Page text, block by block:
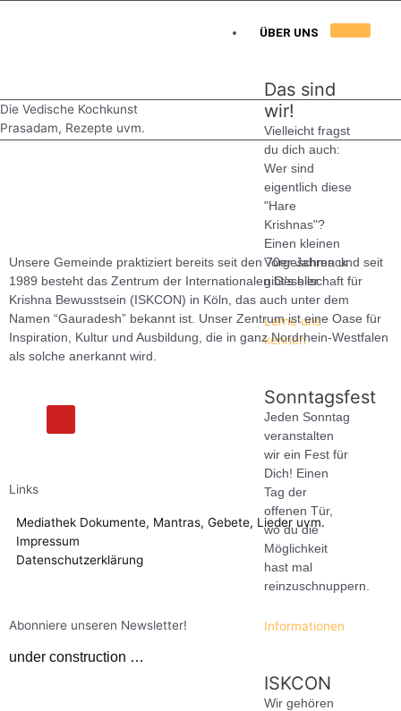
ÜBER UNS
Das sind
wir!
Vielleicht fragst
du dich auch:
Wer sind
eigentlich diese
"Hare
Krishnas"?
Einen kleinen
Vorgeschmack
gibt's hier.
Lerne uns
kennen
Sonntagsfest
Jeden Sonntag
veranstalten
wir ein Fest für
Dich! Einen
Tag der
offenen Tür,
wo du die
Möglichkeit
hast mal
reinzuschnuppern.
Informationen
ISKCON
Wir gehören
Die Vedische Kochkunst
Prasadam, Rezepte uvm.
Unsere Gemeinde praktiziert bereits seit den 70er Jahren und seit
1989 besteht das Zentrum der Internationalen Gesellschaft für
Krishna Bewusstsein (ISKCON) in Köln, das auch unter dem
Namen “Gauradesh” bekannt ist. Unser Zentrum ist eine Oase für
Inspiration, Kultur und Ausbildung, die in ganz Nordrhein-Westfalen
als solche anerkannt wird.
o
o
Y
u
Links
Mediathek Dokumente, Mantras, Gebete, Lieder uvm.
Impressum
Datenschutzerklärung
Abonniere unseren Newsletter!
under construction …